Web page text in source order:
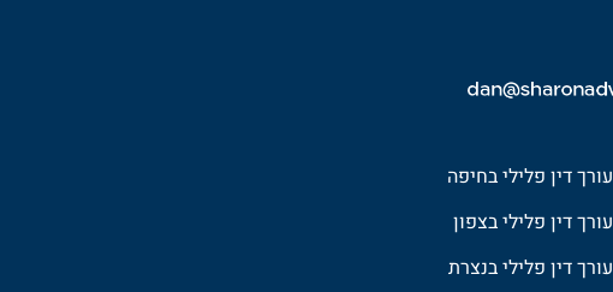
עורך דין פלילי בחיפה
עורך דין פלילי בצפון
עורך דין פלילי בנצרת